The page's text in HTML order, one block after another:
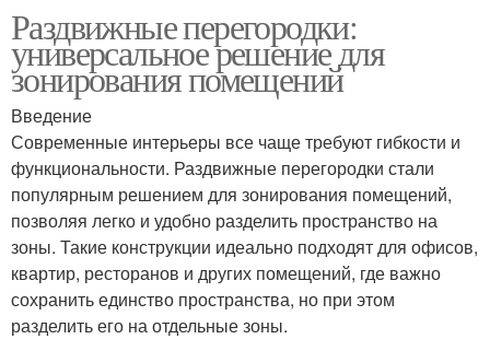
Раздвижные перегородки:
универсальное решение для
зонирования помещений
Введение
Современные интерьеры все чаще требуют гибкости и
функциональности. Раздвижные перегородки стали
популярным решением для зонирования помещений,
позволяя легко и удобно разделить пространство на
зоны. Такие конструкции идеально подходят для офисов,
квартир, ресторанов и других помещений, где важно
сохранить единство пространства, но при этом
разделить его на отдельные зоны.